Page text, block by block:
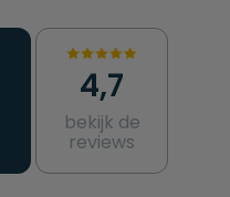
4,7
bekijk de
reviews